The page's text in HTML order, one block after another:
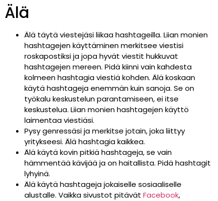
Älä
Älä täytä viestejäsi liikaa hashtageilla. Liian monien
hashtagejen käyttäminen merkitsee viestisi
roskapostiksi ja jopa hyvät viestit hukkuvat
hashtagejen mereen. Pidä kiinni vain kahdesta
kolmeen hashtagia viestiä kohden. Älä koskaan
käytä hashtageja enemmän kuin sanoja. Se on
työkalu keskustelun parantamiseen, ei itse
keskustelua. Liian monien hashtagejen käyttö
laimentaa viestiäsi.
Pysy genressäsi ja merkitse jotain, joka liittyy
yritykseesi. Älä hashtagia kaikkea.
Älä käytä kovin pitkiä hashtageja, se vain
hämmentää kävijää ja on haitallista. Pidä hashtagit
lyhyinä.
Älä käytä hashtageja jokaiselle sosiaaliselle
alustalle. Vaikka sivustot pitävät Facebook,